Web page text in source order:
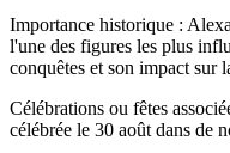
Importance historique :
l'une des figures les plus
conquêtes et son impact sur
Célébrations ou fêtes
célébrée le 30 août dans de